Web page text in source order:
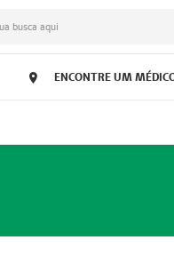
busca aqui
ENCONTRE UM